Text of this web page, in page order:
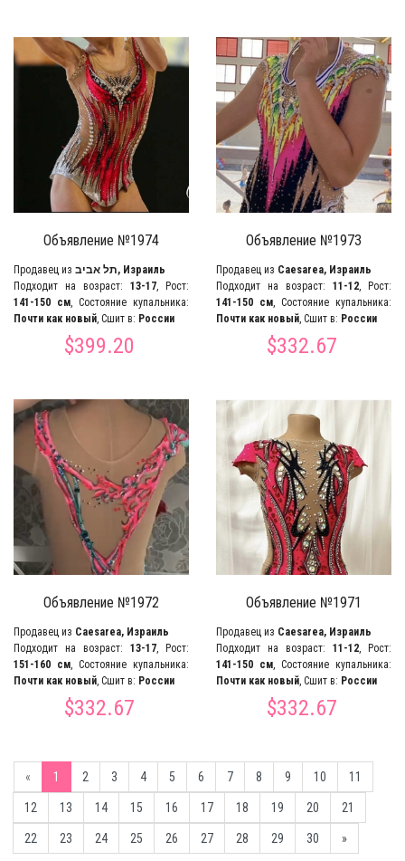
Объявление №1974
Продавец из
תל אביב, Израиль
Подходит на возраст: 13-17, Рост:
141-150 см, Состояние купальника:
Почти как новый, Сшит в: России
$399.20
Объявление №1973
Продавец из Caesarea, Израиль
Подходит на возраст: 11-12, Рост:
141-150 см, Состояние купальника:
Почти как новый, Сшит в: России
$332.67
Объявление №1972
Продавец из Caesarea, Израиль
Подходит на возраст: 13-17, Рост:
151-160 см, Состояние купальника:
Почти как новый, Сшит в: России
$332.67
Объявление №1971
Продавец из Caesarea, Израиль
Подходит на возраст: 11-12, Рост:
141-150 см, Состояние купальника:
Почти как новый, Сшит в: России
$332.67
« 1 2 3 4 5 6 7 8 9 10 11
12 13 14 15 16 17 18 19 20 21
22 23 24 25 26 27 28 29 30 »